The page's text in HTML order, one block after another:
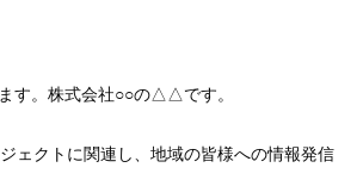
す。株式会社○○の△△です。
ェクトに関連し、地域の皆様への情報発信